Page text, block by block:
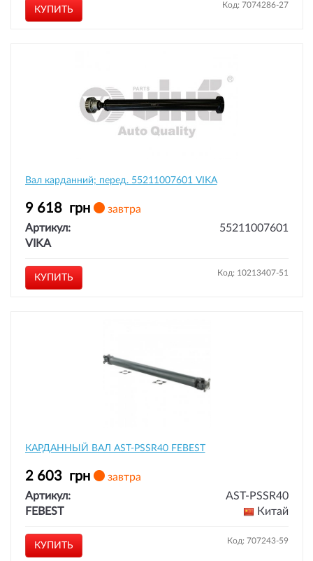
КУПИТЬ Код: 7074286-27
Вал карданний; перед. 55211007601 VIKA
9 618 грн
завтра
Артикул:
55211007601
VIKA
КУПИТЬ Код: 10213407-51
КАРДАННЫЙ ВАЛ AST-PSSR40 FEBEST
2 603 грн
завтра
Артикул:
AST-PSSR40
FEBEST
Китай
КУПИТЬ Код: 707243-59